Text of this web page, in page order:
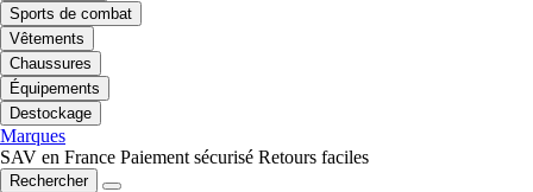
Sports de combat
Vêtements
Chaussures
Équipements
Destockage
Marques
SAV en France Paiement sécurisé Retours faciles
Rechercher